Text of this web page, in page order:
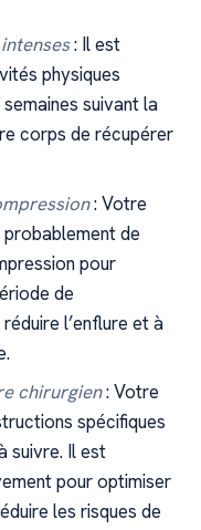
: Il est
physiques
suivant la
corps de récupérer
: Votre
de
pour
de
l’enflure et à
chirurgien: Votre
spécifiques
suivre. Il est
pour optimiser
les risques de